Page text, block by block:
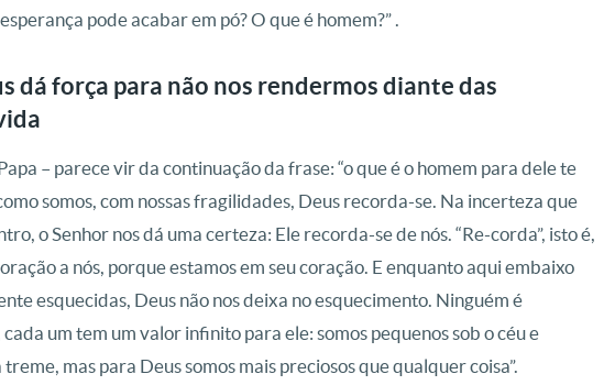
pode acabar em pó? O que é homem?” .
dá força para não nos rendermos diante das
– parece vir da continuação da frase: “o que é o homem para dele te
somos, com nossas fragilidades, Deus recorda-se. Na incerteza que
o Senhor nos dá uma certeza: Ele recorda-se de nós. “Re-corda”, isto é,
a nós, porque estamos em seu coração. E enquanto aqui embaixo
esquecidas, Deus não nos deixa no esquecimento. Ninguém é
um tem um valor infinito para ele: somos pequenos sob o céu e
mas para Deus somos mais preciosos que qualquer coisa”.